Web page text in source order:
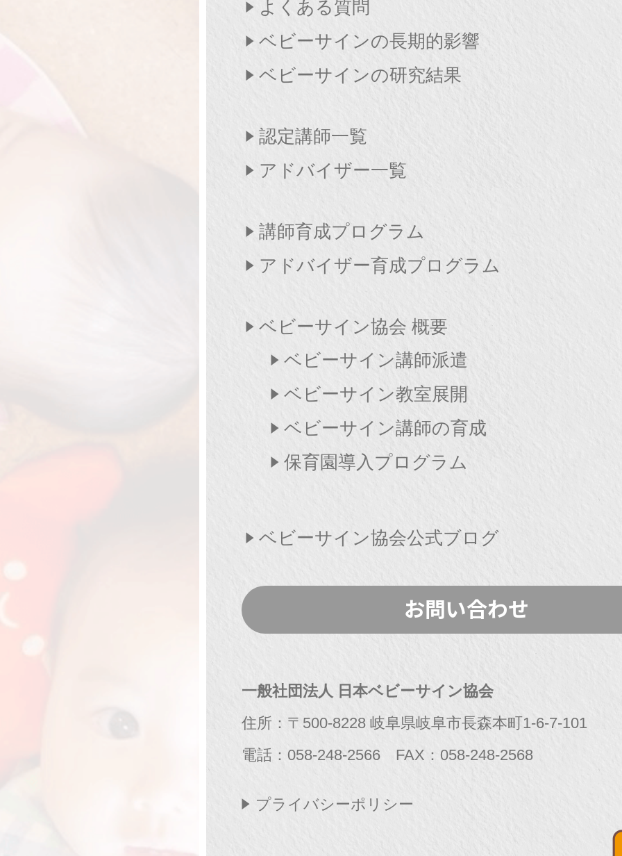
よくある質問
ベビーサインの長期的影響
ベビーサインの研究結果
認定講師一覧
アドバイザー一覧
講師育成プログラム
アドバイザー育成プログラム
ベビーサイン協会 概要
ベビーサイン講師派遣
ベビーサイン教室展開
ベビーサイン講師の育成
保育園導入プログラム
ベビーサイン協会公式ブログ
お問い合わせ
一般社団法人 日本ベビーサイン協会
住所：〒500-8228 岐阜県岐阜市長森本町1-6-7-101
電話： 058-248-2566 FAX：058-248-2568
プライバシーポリシー